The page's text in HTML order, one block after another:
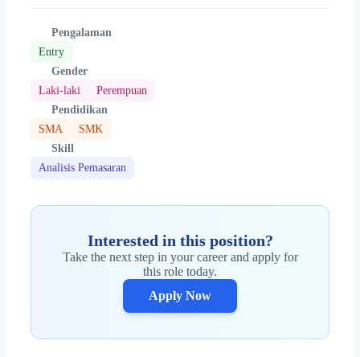
Pengalaman
Entry
Gender
Laki-laki
Perempuan
Pendidikan
SMA
SMK
Skill
Analisis Pemasaran
Interested in this position?
Take the next step in your career and apply for
this role today.
Apply Now